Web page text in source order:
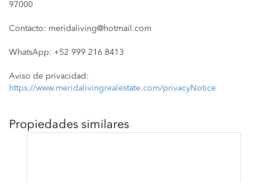
97000
Contacto: meridaliving@hotmail.com
WhatsApp: +52 999 216 8413
Aviso de privacidad:
https://www.meridalivingrealestate.com/privacyNotice
Propiedades similares